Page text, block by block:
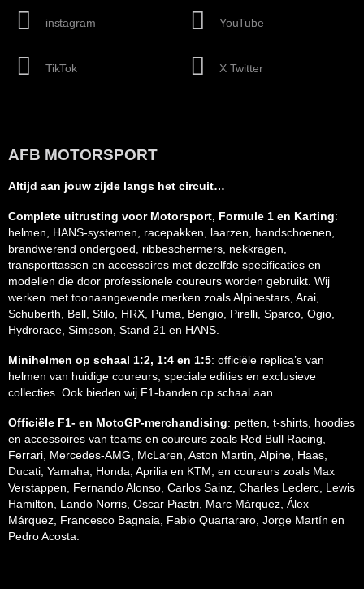
instagram
TikTok
YouTube
X Twitter
AFB MOTORSPORT
Altijd aan jouw zijde langs het circuit…
Complete uitrusting voor Motorsport, Formule 1 en Karting:
helmen, HANS-systemen, racepakken, laarzen, handschoenen,
brandwerend ondergoed, ribbeschermers, nekkragen,
transporttassen en accessoires met dezelfde specificaties en
modellen die door professionele coureurs worden gebruikt. Wij
werken met toonaangevende merken zoals Alpinestars, Arai,
Schuberth, Bell, Stilo, HRX, Puma, Bengio, Pirelli, Sparco, Ogio,
Hydrorace, Simpson, Stand 21 en HANS.
Minihelmen op schaal 1:2, 1:4 en 1:5: officiële replica’s van
helmen van huidige coureurs, speciale edities en exclusieve
collecties. Ook bieden wij F1-banden op schaal aan.
Officiële F1- en MotoGP-merchandising: petten, t-shirts, hoodies
en accessoires van teams en coureurs zoals Red Bull Racing,
Ferrari, Mercedes-AMG, McLaren, Aston Martin, Alpine, Haas,
Ducati, Yamaha, Honda, Aprilia en KTM, en coureurs zoals Max
Verstappen, Fernando Alonso, Carlos Sainz, Charles Leclerc, Lewis
Hamilton, Lando Norris, Oscar Piastri, Marc Márquez, Álex
Márquez, Francesco Bagnaia, Fabio Quartararo, Jorge Martín en
Pedro Acosta.